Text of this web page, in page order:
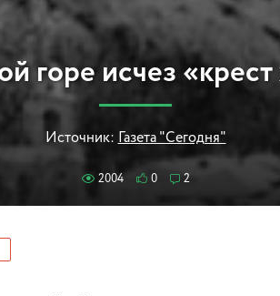
горе исчез
Источник: Газета "Сегодня"
2004 0 2